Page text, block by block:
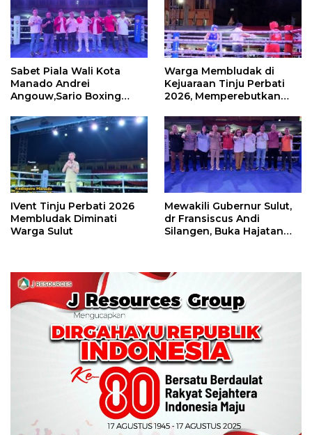
Sabet Piala Wali Kota
Manado Andrei
Angouw,Sario Boxing
Perbati 2026
Warga Membludak di
Kejuaraan Tinju Perbati
2026, Memperebutkan
IVent Tinju Perbati 2026
Membludak Diminati
Warga Sulut
Mewakili Gubernur Sulut,
dr Fransiscus Andi
Silangen, Buka Hajatan